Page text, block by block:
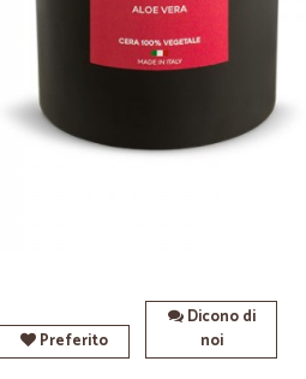
Preferito
Dicono di
noi